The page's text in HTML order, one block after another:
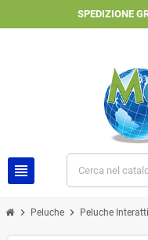
SPEDIZIONE
view_headline
chevron_right Peluche chevron_right Peluche